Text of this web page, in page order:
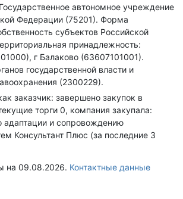
автономное учреждение
Федерации (75201). Форма
субъектов Российской
принадлежность:
г Балаково (63607101001).
государственной власти и
(2300229).
заказчик: завершено закупок в
торги 0, компания закупала:
адаптации и сопровождению
Консультант Плюс (за последние 3
на 09.08.2026. Контактные данные